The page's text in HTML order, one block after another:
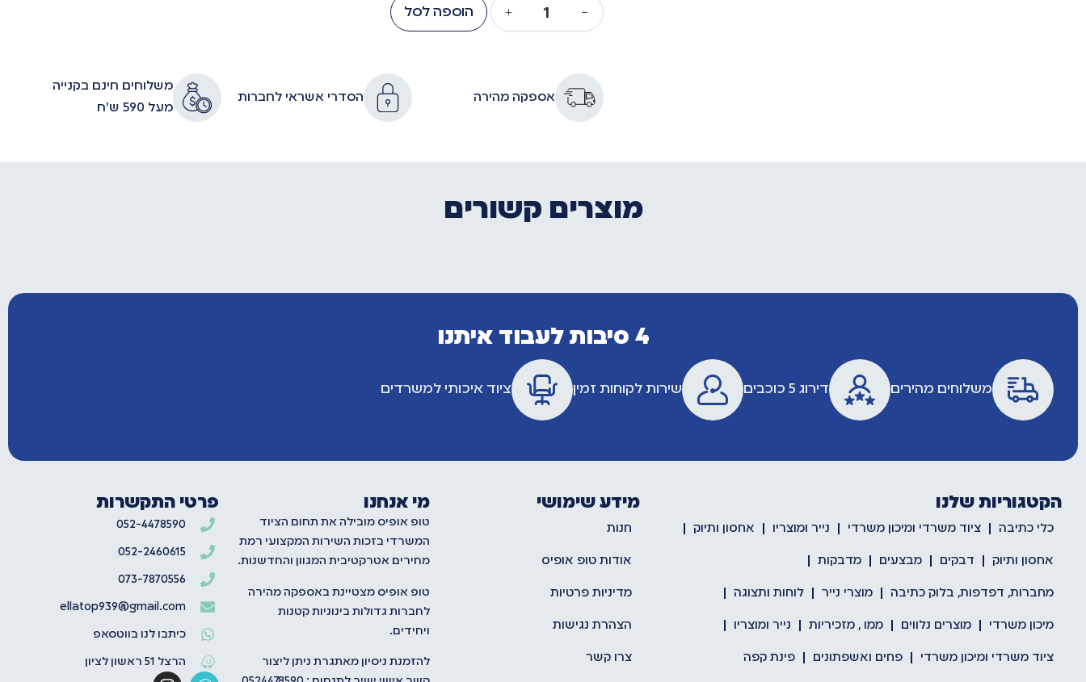
−
+ הוספה לסל
אספקה מהירה הסדרי אשראי לחברות
משלוחים חינם בקנייה
מעל 590 ש״ח
מוצרים קשורים
4 סיבות לעבוד איתנו
משלוחים מהירים דירוג 5 כוכבים שירות לקוחות זמין ציוד איכותי למשרדים
הקטגוריות שלנו
כלי כתיבה ציוד משרדי ומיכון משרדי נייר ומוצריו אחסון ותיוק
אחסון ותיוק דבקים מבצעים מדבקות
מחברות, דפדפות, בלוק כתיבה מוצרי נייר לוחות ותצוגה
מיכון משרדי מוצרים נלווים ממו , מזכיריות נייר ומוצריו
ציוד משרדי ומיכון משרדי פחים ואשפתונים פינת קפה
מידע שימושי
חנות
אודות טופ אופיס
מדיניות פרטיות
הצהרת נגישות
צרו קשר
מי אנחנו
טופ אופיס מובילה את תחום הציוד
המשרדי בזכות השירות המקצועי רמת
מחירים אטרקטיבית המגוון והחדשנות.
טופ אופיס מצטיינת באספקה מהירה
לחברות גדולות בינוניות קטנות
ויחידים.
להזמנת ניסיון מאתגרת ניתן ליצור
פרטי התקשרות
052-4478590
052-2460615
073-7870556
ellatop939@gmail.com
כיתבו לנו בווטסאפ
הרצל 51 ראשון לציון